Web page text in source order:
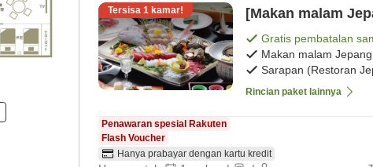
Tersisa 1 kamar! [Makan malam
Gratis pembatalan
Makan malam Jepang
Sarapan (Restoran
Rincian paket lainnya
Penawaran spesial Rakuten
Flash Voucher
Hanya prabayar dengan kartu kredit